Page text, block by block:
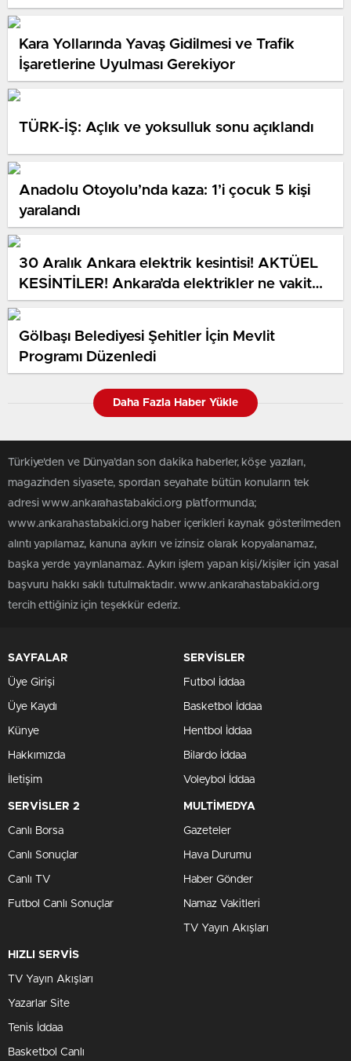
Kara Yollarında Yavaş Gidilmesi ve Trafik
İşaretlerine Uyulması Gerekiyor
TÜRK-İŞ: Açlık ve yoksulluk sonu açıklandı
Anadolu Otoyolu’nda kaza: 1’i çocuk 5 kişi
yaralandı
30 Aralık Ankara elektrik kesintisi! AKTÜEL
KESİNTİLER! Ankara’da elektrikler ne vakit
gelecek?
Gölbaşı Belediyesi Şehitler İçin Mevlit
Programı Düzenledi
Daha Fazla Haber Yükle
Türkiye'den ve Dünya’dan son dakika haberler, köşe yazıları,
magazinden siyasete, spordan seyahate bütün konuların tek
adresi www.ankarahastabakici.org platformunda;
www.ankarahastabakici.org haber içerikleri kaynak gösterilmeden
alıntı yapılamaz, kanuna aykırı ve izinsiz olarak kopyalanamaz,
başka yerde yayınlanamaz. Aykırı işlem yapan kişi/kişiler için yasal
başvuru hakkı saklı tutulmaktadır. www.ankarahastabakici.org
tercih ettiğiniz için teşekkür ederiz.
SAYFALAR
Üye Girişi
Üye Kaydı
Künye
Hakkımızda
İletişim
SERVİSLER
Futbol İddaa
Basketbol İddaa
Hentbol İddaa
Bilardo İddaa
Voleybol İddaa
SERVİSLER 2
Canlı Borsa
Canlı Sonuçlar
Canlı TV
Futbol Canlı Sonuçlar
MULTİMEDYA
Gazeteler
Hava Durumu
Haber Gönder
Namaz Vakitleri
TV Yayın Akışları
HIZLI SERVİS
TV Yayın Akışları
Yazarlar Site
Tenis İddaa
Basketbol Canlı